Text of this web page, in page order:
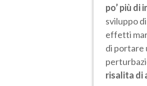
po’ più
sviluppo
effetti
di portare
risalita di